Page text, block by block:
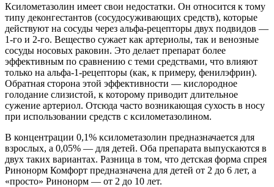
Ксилометазолин имеет свои недостатки. Он относится к тому
типу деконгестантов (сосудосуживающих средств), которые
действуют на сосуды через альфа-рецепторы двух подвидов —
1-го и 2-го. Вещество сужает как артериолы, так и венозные
сосуды носовых раковин. Это делает препарат более
эффективным по сравнению с теми средствами, что влияют
только на альфа-1-рецепторы (как, к примеру, фенилэфрин).
Обратная сторона этой эффективности — кислородное
голодание слизистой, к которому приводит длительное
сужение артериол. Отсюда часто возникающая сухость в носу
при использовании средств с ксилометазолином.
В концентрации 0,1% ксилометазолин предназначается для
взрослых, а 0,05% — для детей. Оба препарата выпускаются в
двух таких вариантах. Разница в том, что детская форма спрея
Ринонорм Комфорт предназначена для детей от 2 до 6 лет, а
«просто» Ринонорм — от 2 до 10 лет.